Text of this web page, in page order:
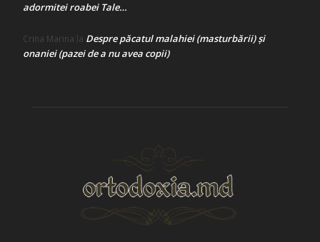
adormitei roabei Tale…
Crina Marina la Despre păcatul malahiei (masturbării) şi
onaniei (pazei de a nu avea copii)